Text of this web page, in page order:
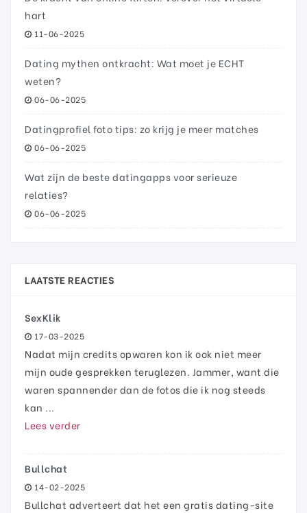
hart
11-06-2025
Dating mythen ontkracht: Wat moet je ECHT
weten?
06-06-2025
Datingprofiel foto tips: zo krijg je meer matches
06-06-2025
Wat zijn de beste datingapps voor serieuze
relaties?
06-06-2025
LAATSTE REACTIES
SexKlik
17-03-2025
Nadat mijn credits opwaren kon ik ook niet meer
mijn oude gesprekken teruglezen. Jammer, want die
waren spannender dan de fotos die ik nog steeds
kan ...
Lees verder
Bullchat
14-02-2025
Bullchat adverteert dat het een gratis dating-site